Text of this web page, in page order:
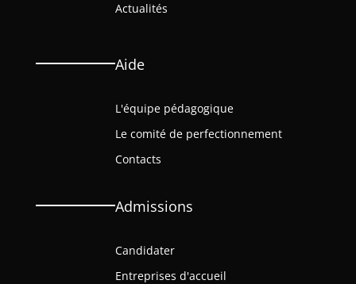
Actualités
Aide
L'équipe pédagogique
Le comité de perfectionnement
Contacts
Admissions
Candidater
Entreprises d'accueil